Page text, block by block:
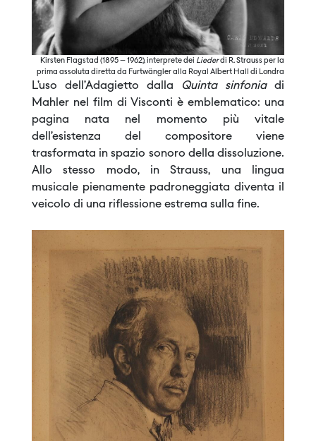
Kirsten Flagstad (1895 – 1962), interprete dei Liederdi R. Strauss per la
prima assoluta diretta da Furtwängler alla Royal Albert Hall di Londra
L’uso dell’Adagietto dalla Quinta sinfoniadi
Mahler nel film di Visconti è emblematico: una
pagina nata nel momento più vitale
dell’esistenza del compositore viene
trasformata in spazio sonoro della dissoluzione.
Allo stesso modo, in Strauss, una lingua
musicale pienamente padroneggiata diventa il
veicolo di una riflessione estrema sulla fine.